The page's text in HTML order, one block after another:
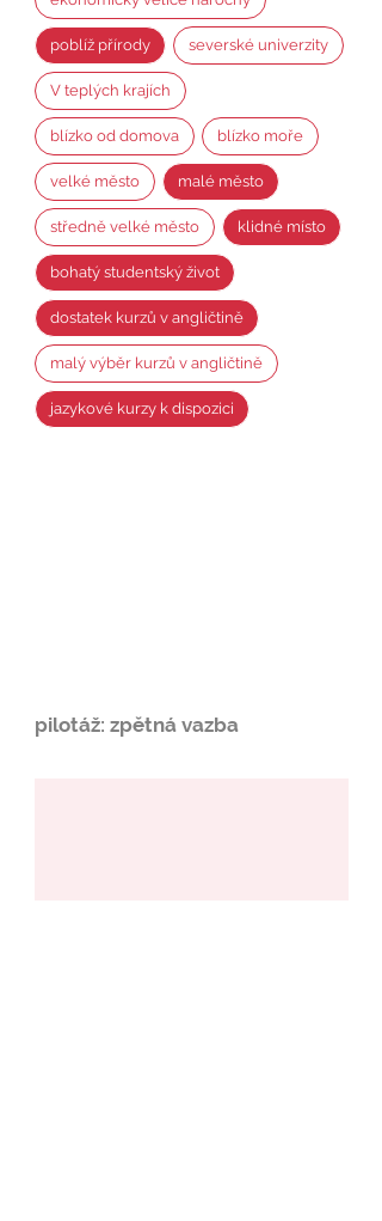
poblíž přírody severské univerzity
V teplých krajích
blízko od domova blízko moře
velké město malé město
středně velké město klidné místo
bohatý studentský život
dostatek kurzů v angličtině
malý výběr kurzů v angličtině
jazykové kurzy k dispozici
pilotáž: zpětná vazba